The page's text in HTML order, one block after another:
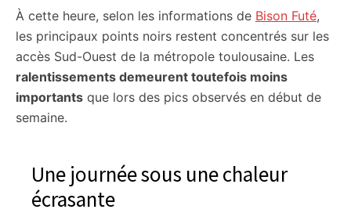
À cette heure, selon les informations de Bison Futé,
les principaux points noirs restent concentrés sur les
accès Sud-Ouest de la métropole toulousaine. Les
ralentissements demeurent toutefois moins
importants que lors des pics observés en début de
semaine.
Une journée sous une chaleur
écrasante